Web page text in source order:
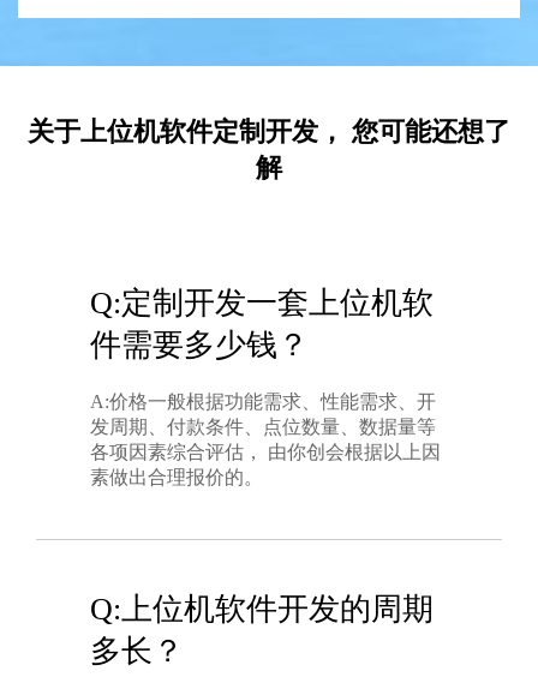
关于上位机软件定制开发， 您可能还想了
解
Q:定制开发一套上位机软
件需要多少钱？
A:价格一般根据功能需求、性能需求、开
发周期、付款条件、点位数量、数据量等
各项因素综合评估， 由你创会根据以上因
素做出合理报价的。
Q:上位机软件开发的周期
多长？